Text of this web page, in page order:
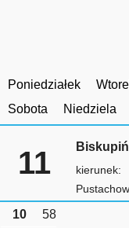
Poniedziałek
Sobota
Niedziela
11
kierunek:
10
58